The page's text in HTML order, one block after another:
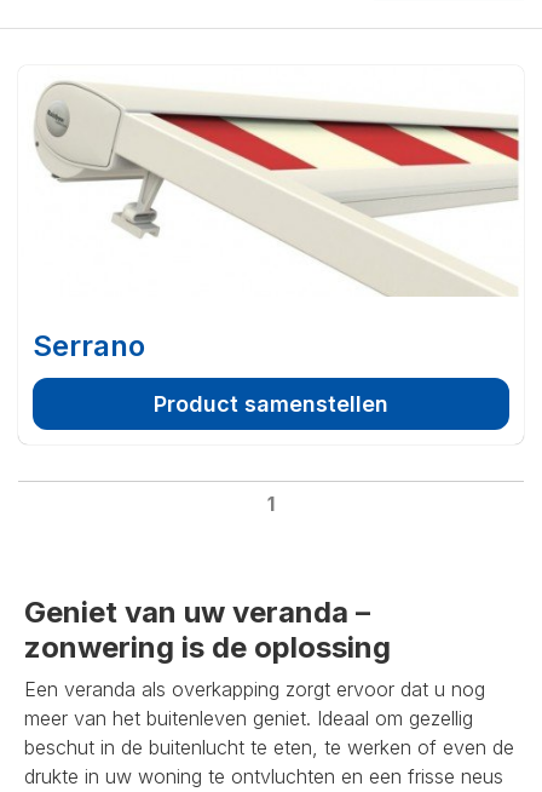
Serrano
Product samenstellen
1
Geniet van uw veranda –
zonwering is de oplossing
Een veranda als overkapping zorgt ervoor dat u nog
meer van het buitenleven geniet. Ideaal om gezellig
beschut in de buitenlucht te eten, te werken of even de
drukte in uw woning te ontvluchten en een frisse neus